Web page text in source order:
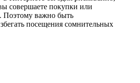
совершаете покупки или
Поэтому важно быть
посещения сомнительных